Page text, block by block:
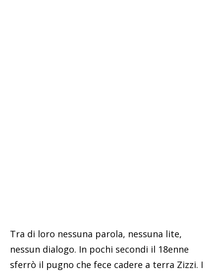
Tra di loro nessuna parola, nessuna lite,
nessun dialogo. In pochi secondi il 18enne
sferrò il pugno che fece cadere a terra Zizzi. I